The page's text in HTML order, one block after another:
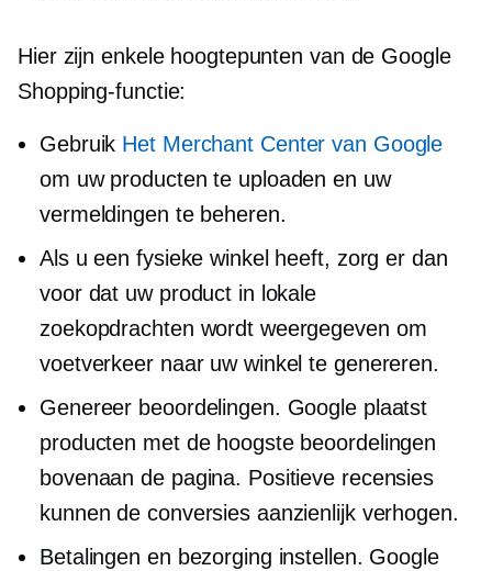
Hier zijn enkele hoogtepunten van de Google
Shopping-functie:
Gebruik Het Merchant Center van Google
om uw producten te uploaden en uw
vermeldingen te beheren.
Als u een fysieke winkel heeft, zorg er dan
voor dat uw product in lokale
zoekopdrachten wordt weergegeven om
voetverkeer naar uw winkel te genereren.
Genereer beoordelingen. Google plaatst
producten met de hoogste beoordelingen
bovenaan de pagina. Positieve recensies
kunnen de conversies aanzienlijk verhogen.
Betalingen en bezorging instellen. Google